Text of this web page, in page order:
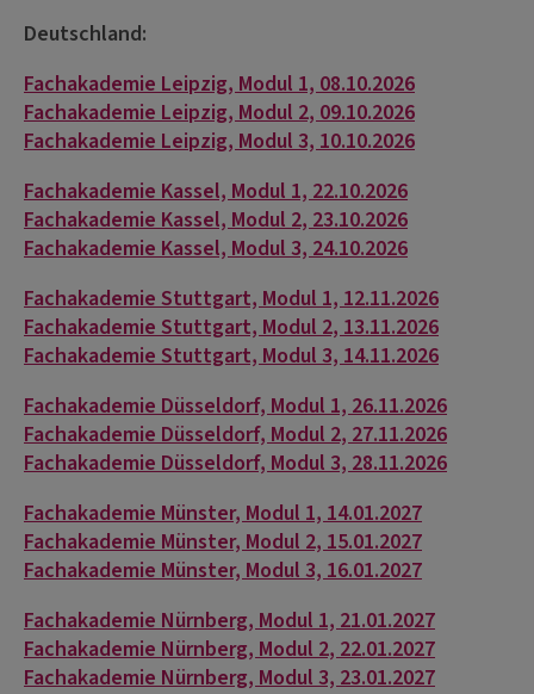
Deutschland:
Fachakademie Leipzig, Modul 1, 08.10.2026
Fachakademie Leipzig, Modul 2, 09.10.2026
Fachakademie Leipzig, Modul 3, 10.10.2026
Fachakademie Kassel, Modul 1, 22.10.2026
Fachakademie Kassel, Modul 2, 23.10.2026
Fachakademie Kassel, Modul 3, 24.10.2026
Fachakademie Stuttgart, Modul 1, 12.11.2026
Fachakademie Stuttgart, Modul 2, 13.11.2026
Fachakademie Stuttgart, Modul 3, 14.11.2026
Fachakademie Düsseldorf, Modul 1, 26.11.2026
Fachakademie Düsseldorf, Modul 2, 27.11.2026
Fachakademie Düsseldorf, Modul 3, 28.11.2026
Fachakademie Münster, Modul 1, 14.01.2027
Fachakademie Münster, Modul 2, 15.01.2027
Fachakademie Münster, Modul 3, 16.01.2027
Fachakademie Nürnberg, Modul 1, 21.01.2027
Fachakademie Nürnberg, Modul 2, 22.01.2027
Fachakademie Nürnberg, Modul 3, 23.01.2027